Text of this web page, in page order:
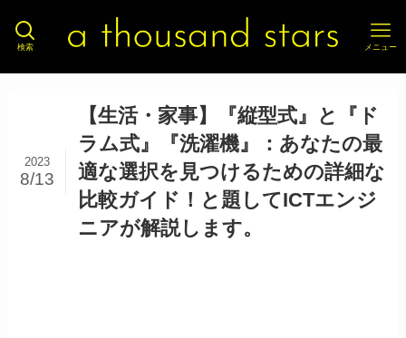
検索 メニュー
【生活・家事】『縦型式』と『ド
ラム式』『洗濯機』：あなたの最
適な選択を見つけるための詳細な
比較ガイド！と題してICTエンジ
ニアが解説します。
2023
8/13